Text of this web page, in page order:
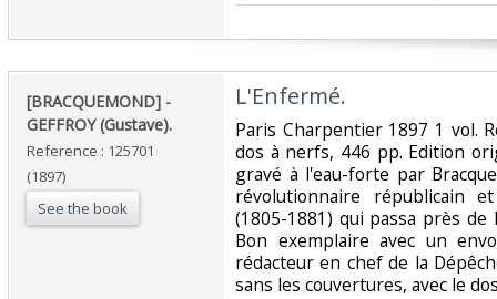
‎[BRACQUEMOND] - ‎
‎GEFFROY (Gustave).‎
Reference : 125701
(1897)
See the book
‎L'Enfermé.‎
‎Paris Charpentier 1897 1 vol.
dos à nerfs, 446 pp. Edition
gravé à l'eau-forte par
révolutionnaire républicain
(1805-1881) qui passa près
Bon exemplaire avec un
rédacteur en chef de la
sans les couvertures, avec le